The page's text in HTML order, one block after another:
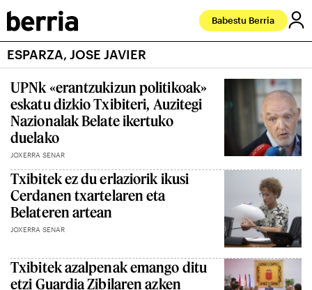
Babestu Berria
ESPARZA, JOSE JAVIER
UPNk «erantzukizun politikoak»
eskatu dizkio Txibiteri, Auzitegi
Nazionalak Belate ikertuko
duelako
JOXERRA SENAR
Txibitek ez du erlaziorik ikusi
Cerdanen txartelaren eta
Belateren artean
JOXERRA SENAR
Txibitek azalpenak emango ditu
etzi Guardia Zibilaren azken